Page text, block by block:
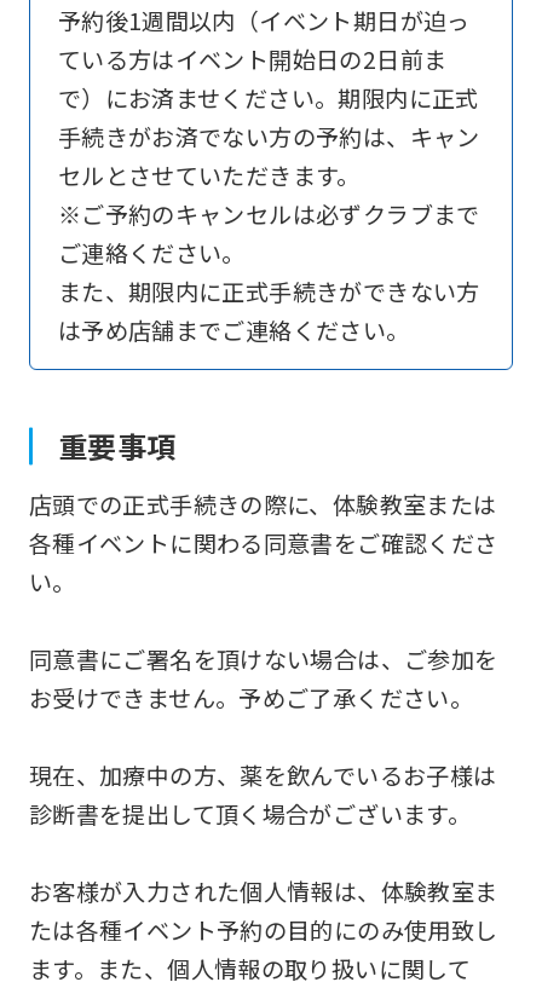
予約後1週間以内（イベント期日が迫っ
ている方はイベント開始日の2日前ま
で）にお済ませください。期限内に正式
手続きがお済でない方の予約は、キャン
セルとさせていただきます。
※ご予約のキャンセルは必ずクラブまで
ご連絡ください。
また、期限内に正式手続きができない方
は予め店舗までご連絡ください。
重要事項
店頭での正式手続きの際に、体験教室または
各種イベントに関わる同意書をご確認くださ
い。
同意書にご署名を頂けない場合は、ご参加を
お受けできません。予めご了承ください。
現在、加療中の方、薬を飲んでいるお子様は
診断書を提出して頂く場合がございます。
お客様が入力された個人情報は、体験教室ま
たは各種イベント予約の目的にのみ使用致し
ます。また、個人情報の取り扱いに関して